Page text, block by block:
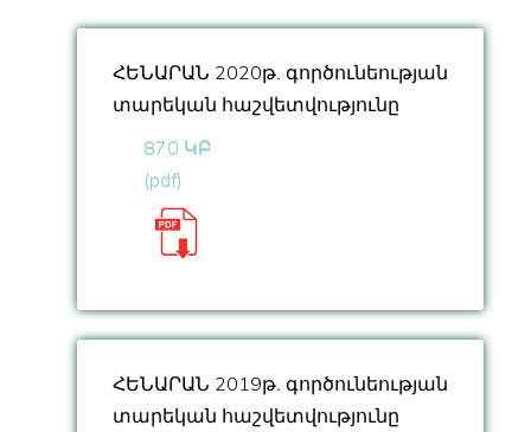
ՀԵՆԱՐԱՆ 2020թ․ գործունեության
տարեկան հաշվետվությունը
870 ԿԲ
(pdf)
ՀԵՆԱՐԱՆ 2019թ․ գործունեության
տարեկան հաշվետվությունը